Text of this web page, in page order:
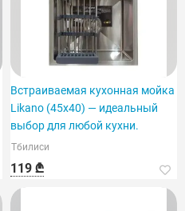
Встраиваемая кухонная мойка
Likano (45x40) — идеальный
выбор для любой кухни.
Тбилиси
119 ₾